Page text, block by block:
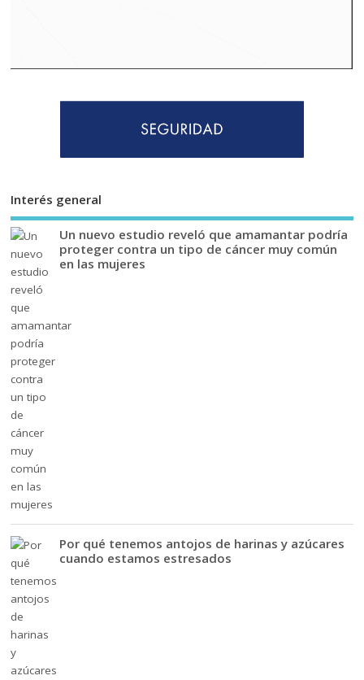
Interés general
Un nuevo estudio reveló que amamantar podría
proteger contra un tipo de cáncer muy común
en las mujeres
Por qué tenemos antojos de harinas y azúcares
cuando estamos estresados